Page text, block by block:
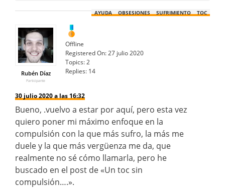
AYUDA OBSESIONES SUFRIMIENTO TOC
Rubén Díaz
Participante
Offline
Registered On:27 julio 2020
Topics:2
Replies: 14
30 julio 2020 a las 16:32
Bueno, .vuelvo a estar por aquí, pero esta vez
quiero poner mi máximo enfoque en la
compulsión con la que más sufro, la más me
duele y la que más vergüenza me da, que
realmente no sé cómo llamarla, pero he
buscado en el post de «Un toc sin
compulsión….».